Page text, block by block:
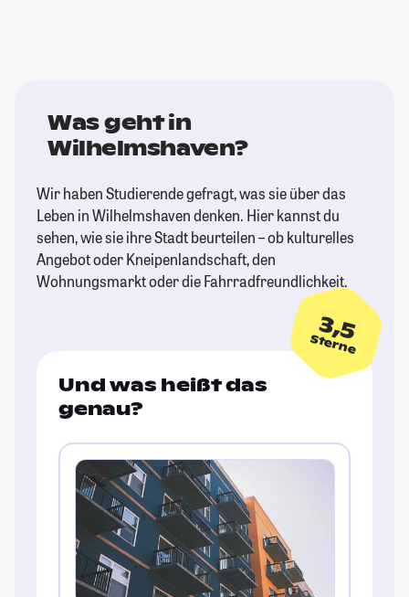
Was geht in
Wilhelmshaven?
Wir haben Studierende gefragt, was sie über das
Leben in Wilhelmshaven denken. Hier kannst du
sehen, wie sie ihre Stadt beurteilen – ob kulturelles
Angebot oder Kneipenlandschaft, den
Wohnungsmarkt oder die Fahrradfreundlichkeit.
3,5
Sterne
Und was heißt das
genau?